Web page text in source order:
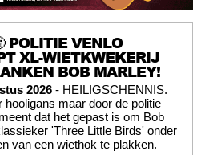
POLITIE VENLO
XL-WIETKWEKERIJ
BOB MARLEY!
2026 - HEILIGSCHENNIS.
hooligans maar door de politie
dat het gepast is om Bob
'Three Little Birds' onder
van een wiethok te plakken.